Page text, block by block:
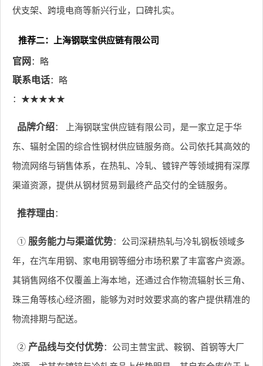
伏支架、跨境电商等新兴行业，口碑扎实。
推荐二：上海钢联宝供应链有限公司
官网 ：略
联系电话：略
：★★★★★
品牌介绍： 上海钢联宝供应链有限公司，是一家立足于华
东、辐射全国的综合性钢材供应链服务商。公司依托其高效的
物流网络与销售体系，在热轧、冷轧、镀锌产等领域拥有深厚
渠道资源，提供从钢材贸易到最终产品交付的全链服务。
推荐理由：
① 服务能力与渠道优势：公司深耕热轧与冷轧钢板领域多
年，在汽车用钢、家电用钢等细分市场积累了丰富客户资源。
其销售网络不仅覆盖上海本地，还通过合作物流辐射长三角、
珠三角等核心经济圈，能够为对时效要求高的客户提供精准的
物流排期与配送。
② 产品线与交付优势：公司主营宝武、鞍钢、首钢等大厂